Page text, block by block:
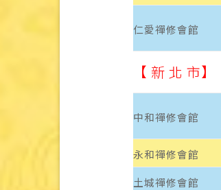
仁愛禪修會館
【 新 北 市】
中和禪修會館
永和禪修會館
土城禪修會館